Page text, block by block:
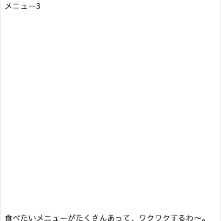
メニュー3
食べたいメニューがたくさんあって、ワクワクするわ〜。